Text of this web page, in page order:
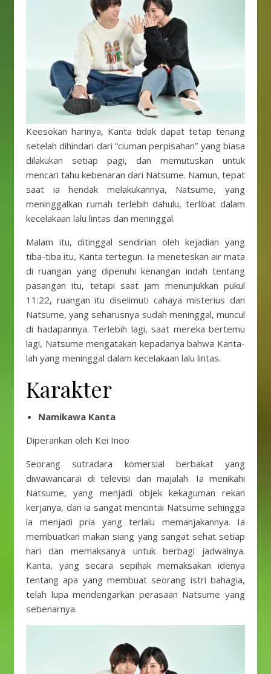
Keesokan harinya, Kanta tidak dapat tetap tenang
setelah dihindari dari “ciuman perpisahan” yang biasa
dilakukan setiap pagi, dan memutuskan untuk
mencari tahu kebenaran dari Natsume. Namun, tepat
saat ia hendak melakukannya, Natsume, yang
meninggalkan rumah terlebih dahulu, terlibat dalam
kecelakaan lalu lintas dan meninggal.
Malam itu, ditinggal sendirian oleh kejadian yang
tiba-tiba itu, Kanta tertegun. Ia meneteskan air mata
di ruangan yang dipenuhi kenangan indah tentang
pasangan itu, tetapi saat jam menunjukkan pukul
11:22, ruangan itu diselimuti cahaya misterius dan
Natsume, yang seharusnya sudah meninggal, muncul
di hadapannya. Terlebih lagi, saat mereka bertemu
lagi, Natsume mengatakan kepadanya bahwa Kanta-
lah yang meninggal dalam kecelakaan lalu lintas.
Karakter
Namikawa Kanta
Diperankan oleh Kei Inoo
Seorang sutradara komersial berbakat yang
diwawancarai di televisi dan majalah. Ia menikahi
Natsume, yang menjadi objek kekaguman rekan
kerjanya, dan ia sangat mencintai Natsume sehingga
ia menjadi pria yang terlalu memanjakannya. Ia
membuatkan makan siang yang sangat sehat setiap
hari dan memaksanya untuk berbagi jadwalnya.
Kanta, yang secara sepihak memaksakan idenya
tentang apa yang membuat seorang istri bahagia,
telah lupa mendengarkan perasaan Natsume yang
sebenarnya.